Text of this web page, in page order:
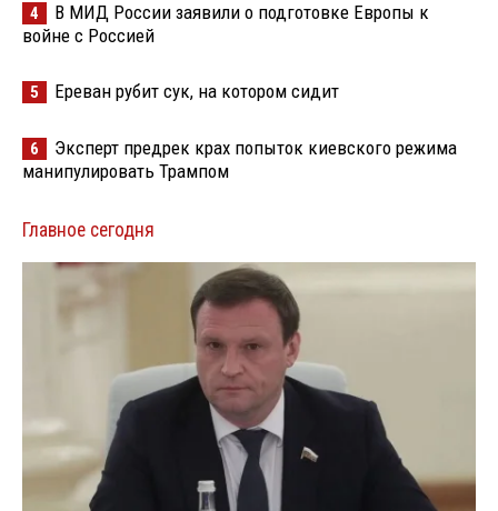
4
В МИД России заявили о подготовке Европы к
войне с Россией
5 Ереван рубит сук, на котором сидит
6
Эксперт предрек крах попыток киевского режима
манипулировать Трампом
Главное сегодня